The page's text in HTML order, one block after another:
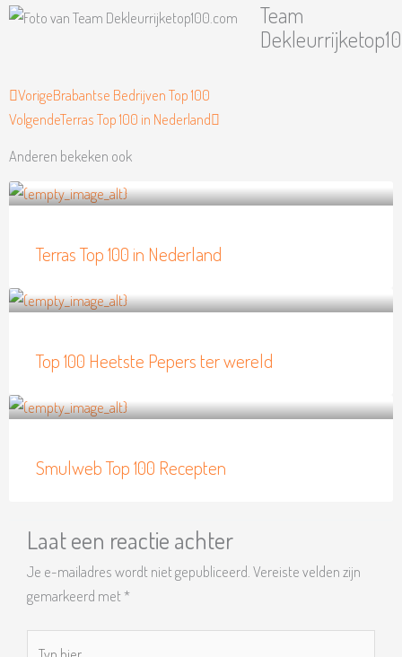
Team
Vorige
VorigeBrabantse Bedrijven Top 100
VolgendeTerras Top 100 in Nederland
Anderen bekeken ook
Terras Top 100 in Nederland
Top 100 Heetste Pepers ter wereld
Smulweb Top 100 Recepten
Laat een reactie achter
Je e-mailadres wordt niet gepubliceerd. Vereiste velden zijn
gemarkeerd met*